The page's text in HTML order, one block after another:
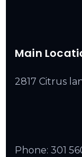
Main
2817 Citrus
Phone: 301